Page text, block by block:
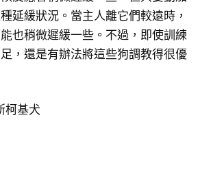
延緩狀況。當主人離它們較遠時，
也稍微遲緩一些。不過，即使訓練
，還是有辦法將這些狗調教得很優
柯基犬